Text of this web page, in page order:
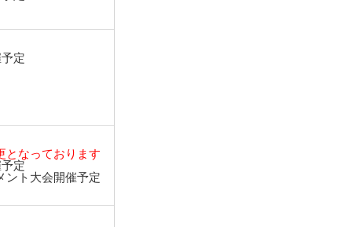
定
となっております
定
ト大会開催予定